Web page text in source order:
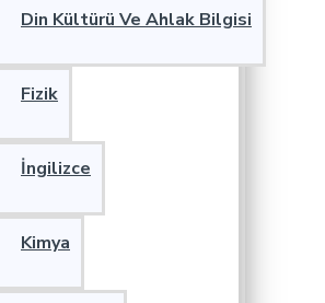
Din Kültürü Ve Ahlak Bilgisi
Fizik
İngilizce
Kimya